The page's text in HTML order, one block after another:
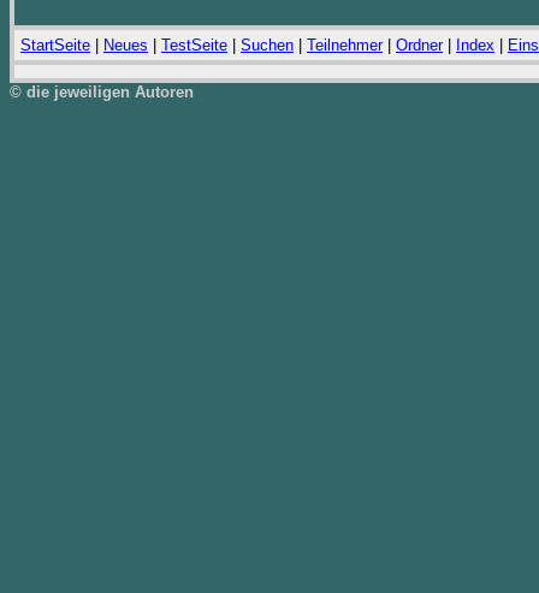
StartSeite Neues TestSeite Suchen Teilnehmer| Ordner| Index
© die jeweiligen Autoren